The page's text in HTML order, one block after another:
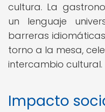
cultura. La
un lenguaje
barreras
torno a la mesa,
intercambio cultural.
Impacto